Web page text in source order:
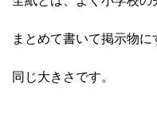
まとめて書いて掲示物に
同じ大きさです。